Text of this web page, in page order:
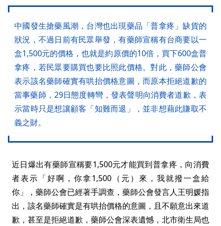
中國發生搶藥風潮，台灣也出現藥品「普拿疼」缺貨的
狀況，不過日前有民眾舉發，有藥師宣稱有台商要以一
盒1,500元的價格，也就是約原價的10倍，買下600盒普
拿疼，若民眾要購買也要比照此價格。對此，藥師公會
表示該名藥師確實有哄抬價格意圖，而原本拒絕道歉的
當事藥師，29日態度轉彎，發表聲明向消費者道歉，表
示當時只是想讓顧客「知難而退」，並非想藉此賺取不
義之財。
近日爆出有藥師宣稱要1,500元才能買到普拿疼，向消費
者表示「好啊，你拿1,500（元）來，我就撥一盒給
你」，藥師公會已經著手調查，藥師公會發言人王明媛指
出，該名藥師確實是有哄抬價格的意圖，且不願意出來道
歉，甚至是拒絕道歉，藥師公會深表遺憾，北市衛生局也